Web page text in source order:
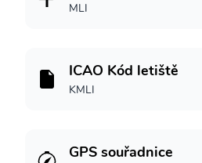
MLI
ICAO Kód letiště
KMLI
GPS souřadnice